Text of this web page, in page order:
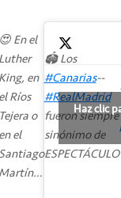
En el
en
Ríos
o
el
🏟️ Los
#Canarias--
#RealMadrid
fueron siempre
sinónimo de
ESPECTÁCULO
Haz clic